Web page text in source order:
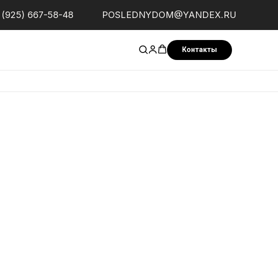
(925) 667-58-48 POSLEDNYDOM@YANDEX.RU
Контакты